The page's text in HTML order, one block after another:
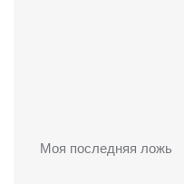
Моя последняя ложь